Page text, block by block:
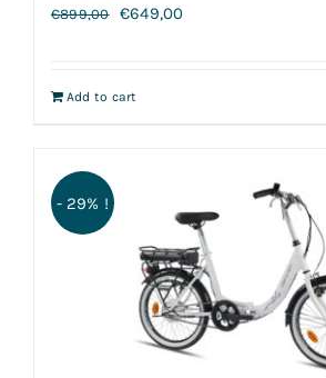
€899,00 €649,00
Add to cart
- 29% !